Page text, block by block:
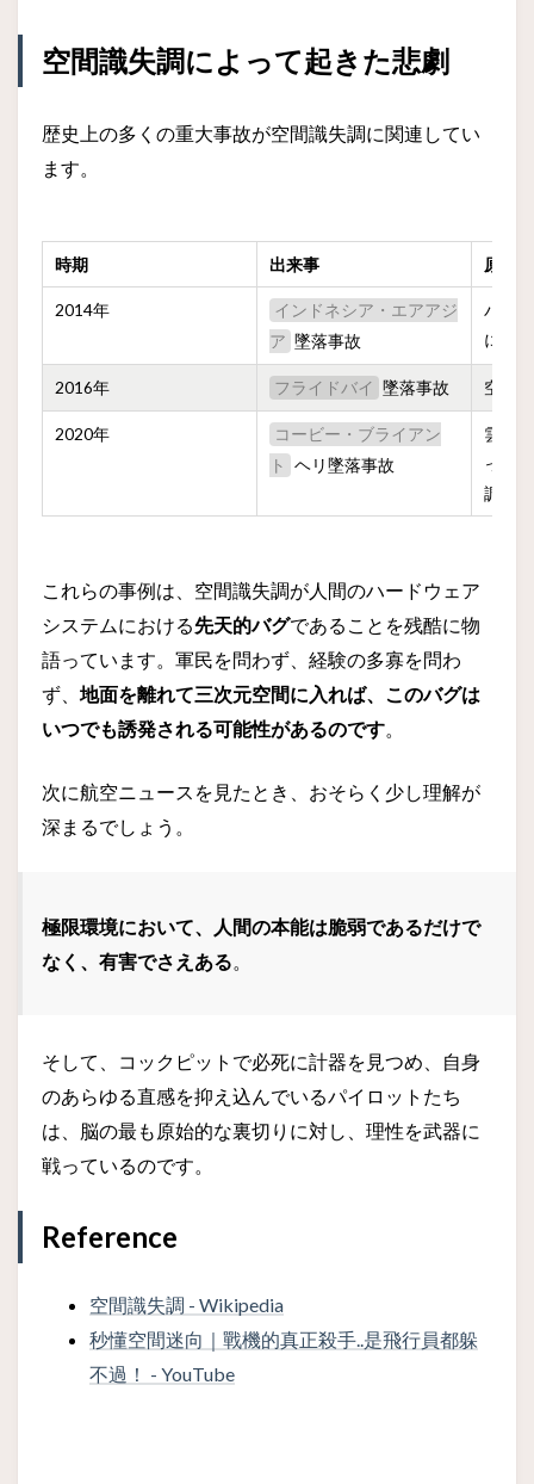
空間識失調によって起きた悲劇
歴史上の多くの重大事故が空間識失調に関連してい
ます。
時期 出来事 原因
2014年
インドネシア・エアアジ
ア 墜落事故
パイ
によ
2016年 フライドバイ 墜落事故 空間
2020年
コービー・ブライアン
ト
ヘリ墜落事故
雲中
った
調
これらの事例は、空間識失調が人間のハードウェア
システムにおける先天的バグであることを残酷に物
語っています。軍民を問わず、経験の多寡を問わ
ず、 地面を離れて三次元空間に入れば、このバグは
いつでも誘発される可能性があるのです
次に航空ニュースを見たとき、おそらく少し理解が
深まるでしょう。
極限環境において、人間の本能は脆弱であるだけで
なく、有害でさえある
そして、コックピットで必死に計器を見つめ、自身
のあらゆる直感を抑え込んでいるパイロットたち
は、脳の最も原始的な裏切りに対し、理性を武器に
戦っているのです。
Reference
空間識失調 - Wikipedia
秒懂空間迷向｜戰機的真正殺手..是飛行員都躲
不過！ - YouTube